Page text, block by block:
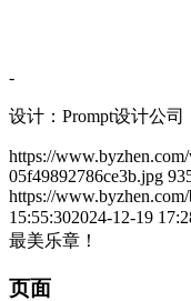
-
设计：Prompt设计公司
https://
05f49892786ce3b.jpg
https://
15:55:302024-12-19
最美乐章！
页面